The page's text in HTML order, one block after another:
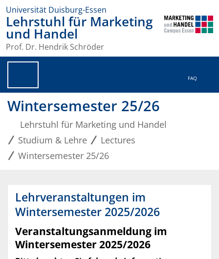
Universität Duisburg-Essen
Lehrstuhl für Marketing
und Handel
Prof. Dr. Hendrik Schröder
FAQ
Wintersemester 25/26
Lehrstuhl für Marketing und Handel
Studium & Lehre
Lectures
Wintersemester 25/26
Lehrveranstaltungen im
Wintersemester 2025/2026
Veranstaltungsanmeldung im
Wintersemester 2025/2026